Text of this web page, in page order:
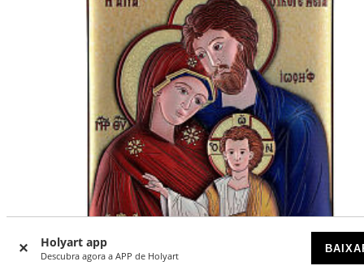
Holyart app
Descubra agora a APP de Holyart